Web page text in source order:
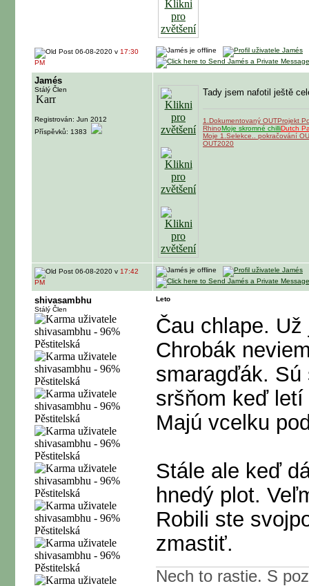
06-08-2020 v 17:30
PM
Jamés
Stálý Člen
Registrován: Jun 2012
Příspěvků: 1383
Tady jsem nafotil ještě
1.Dokumentovaný OUTProjekt
RhinoMoje skromné chilliDutch
Moje 1.Selekce.. pokračování
OUT2020
06-08-2020 v 17:42
PM
shivasambhu
Stálý Člen
Leto
Čau chlape.
Chrobák
smaragďák.
sršňom keď
Majú vcelku
Stále ale keď
hnedý plot.
Robili ste
zmastiť.
Nech to rastie. S